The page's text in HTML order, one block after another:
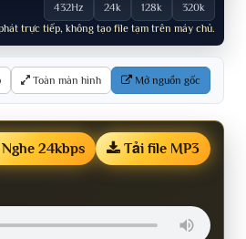
432Hz 24k 128k
320k
trực tiếp, không tạo file tạm trên máy chủ.
Toàn màn hình Mở nguồn gốc
Nghe 24kbps Tải file MP3